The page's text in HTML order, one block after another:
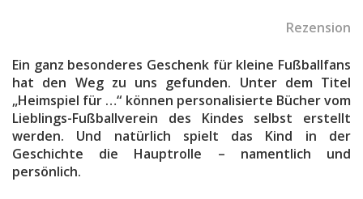
Rezension
Ein ganz besonderes Geschenk für kleine Fußballfans
hat den Weg zu uns gefunden. Unter dem Titel
„Heimspiel für …“ können personalisierte Bücher vom
Lieblings-Fußballverein des Kindes selbst erstellt
werden. Und natürlich spielt das Kind in der
Geschichte die Hauptrolle – namentlich und
persönlich.